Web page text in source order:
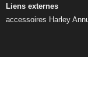
Liens externes
accessoires Harley